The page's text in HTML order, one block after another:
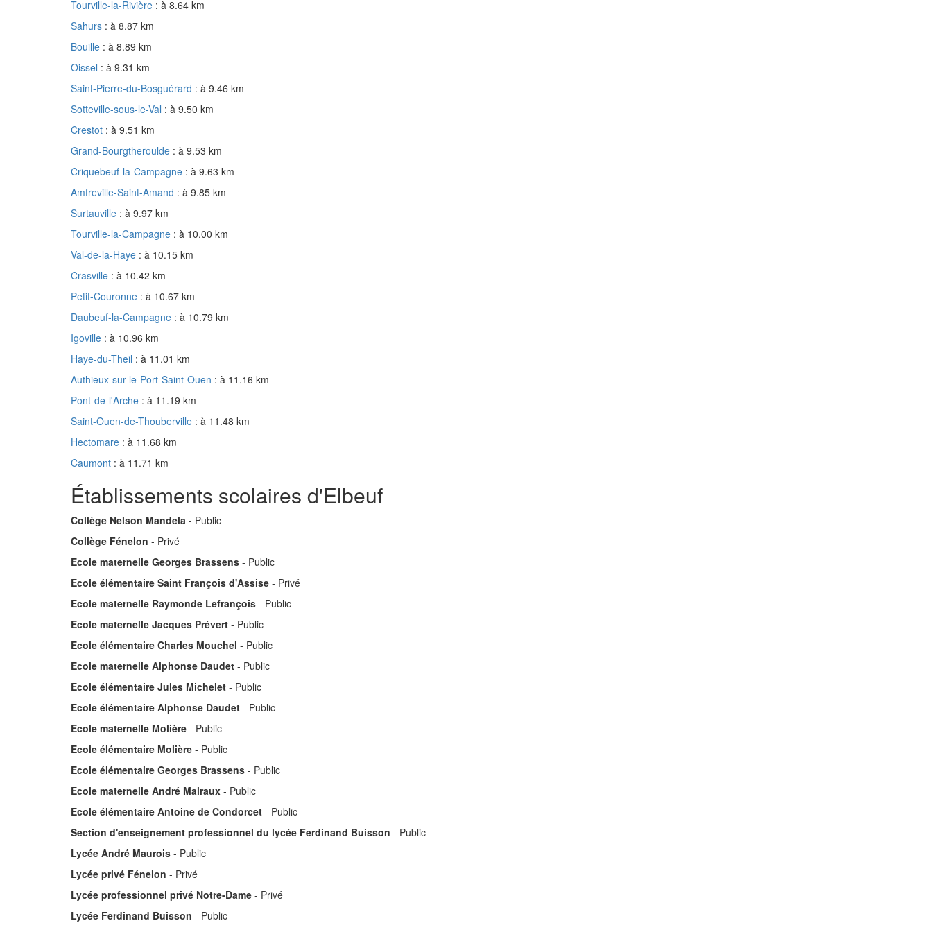
Tourville-la-Rivière : à 8.64 km
Sahurs : à 8.87 km
Bouille : à 8.89 km
Oissel : à 9.31 km
Saint-Pierre-du-Bosguérard : à 9.46 km
Sotteville-sous-le-Val : à 9.50 km
Crestot : à 9.51 km
Grand-Bourgtheroulde : à 9.53 km
Criquebeuf-la-Campagne : à 9.63 km
Amfreville-Saint-Amand : à 9.85 km
Surtauville : à 9.97 km
Tourville-la-Campagne : à 10.00 km
Val-de-la-Haye : à 10.15 km
Crasville : à 10.42 km
Petit-Couronne : à 10.67 km
Daubeuf-la-Campagne : à 10.79 km
Igoville : à 10.96 km
Haye-du-Theil : à 11.01 km
Authieux-sur-le-Port-Saint-Ouen : à 11.16 km
Pont-de-l'Arche : à 11.19 km
Saint-Ouen-de-Thouberville : à 11.48 km
Hectomare : à 11.68 km
Caumont : à 11.71 km
Établissements scolaires d'Elbeuf
Collège Nelson Mandela - Public
Collège Fénelon - Privé
Ecole maternelle Georges Brassens - Public
Ecole élémentaire Saint François d'Assise - Privé
Ecole maternelle Raymonde Lefrançois - Public
Ecole maternelle Jacques Prévert - Public
Ecole élémentaire Charles Mouchel - Public
Ecole maternelle Alphonse Daudet - Public
Ecole élémentaire Jules Michelet - Public
Ecole élémentaire Alphonse Daudet - Public
Ecole maternelle Molière - Public
Ecole élémentaire Molière - Public
Ecole élémentaire Georges Brassens - Public
Ecole maternelle André Malraux - Public
Ecole élémentaire Antoine de Condorcet - Public
Section d'enseignement professionnel du lycée Ferdinand Buisson - Public
Lycée André Maurois - Public
Lycée privé Fénelon - Privé
Lycée professionnel privé Notre-Dame - Privé
Lycée Ferdinand Buisson - Public